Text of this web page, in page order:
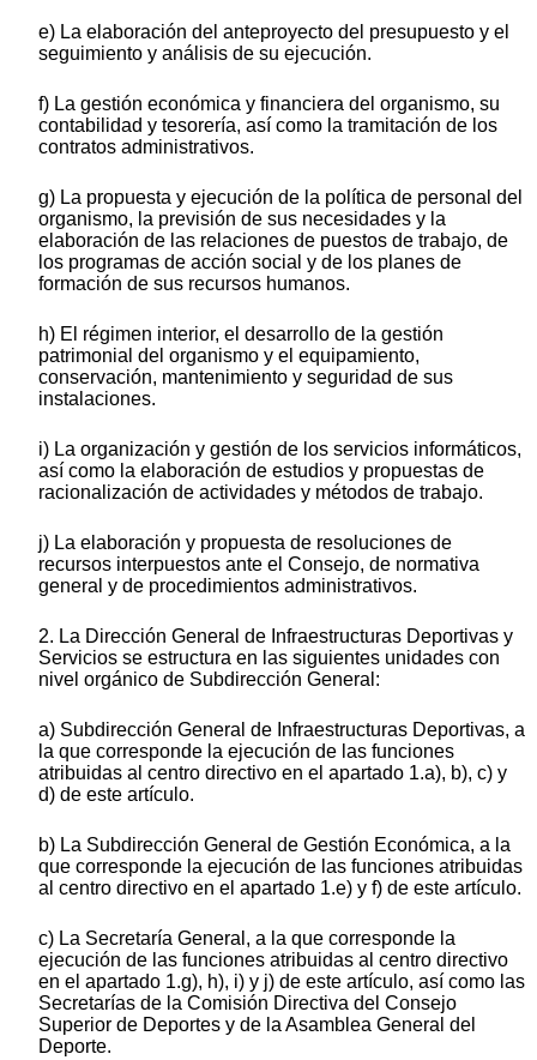
e) La elaboración del anteproyecto del presupuesto y el
seguimiento y análisis de su ejecución.
f) La gestión económica y financiera del organismo, su
contabilidad y tesorería, así como la tramitación de los
contratos administrativos.
g) La propuesta y ejecución de la política de personal del
organismo, la previsión de sus necesidades y la
elaboración de las relaciones de puestos de trabajo, de
los programas de acción social y de los planes de
formación de sus recursos humanos.
h) El régimen interior, el desarrollo de la gestión
patrimonial del organismo y el equipamiento,
conservación, mantenimiento y seguridad de sus
instalaciones.
i) La organización y gestión de los servicios informáticos,
así como la elaboración de estudios y propuestas de
racionalización de actividades y métodos de trabajo.
j) La elaboración y propuesta de resoluciones de
recursos interpuestos ante el Consejo, de normativa
general y de procedimientos administrativos.
2. La Dirección General de Infraestructuras Deportivas y
Servicios se estructura en las siguientes unidades con
nivel orgánico de Subdirección General:
a) Subdirección General de Infraestructuras Deportivas, a
la que corresponde la ejecución de las funciones
atribuidas al centro directivo en el apartado 1.a), b), c) y
d) de este artículo.
b) La Subdirección General de Gestión Económica, a la
que corresponde la ejecución de las funciones atribuidas
al centro directivo en el apartado 1.e) y f) de este artículo.
c) La Secretaría General, a la que corresponde la
ejecución de las funciones atribuidas al centro directivo
en el apartado 1.g), h), i) y j) de este artículo, así como las
Secretarías de la Comisión Directiva del Consejo
Superior de Deportes y de la Asamblea General del
Deporte.